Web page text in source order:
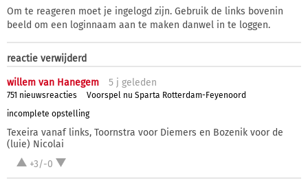
Om te reageren moet je ingelogd zijn. Gebruik de links bovenin
beeld om een loginnaam aan te maken danwel in te loggen.
reactie verwijderd
willem van Hanegem 5 j geleden
751 nieuwsreacties
Voorspel nu Sparta Rotterdam-Feyenoord
incomplete opstelling
Texeira vanaf links, Toornstra voor Diemers en Bozenik voor de
(luie) Nicolai
+3/-0